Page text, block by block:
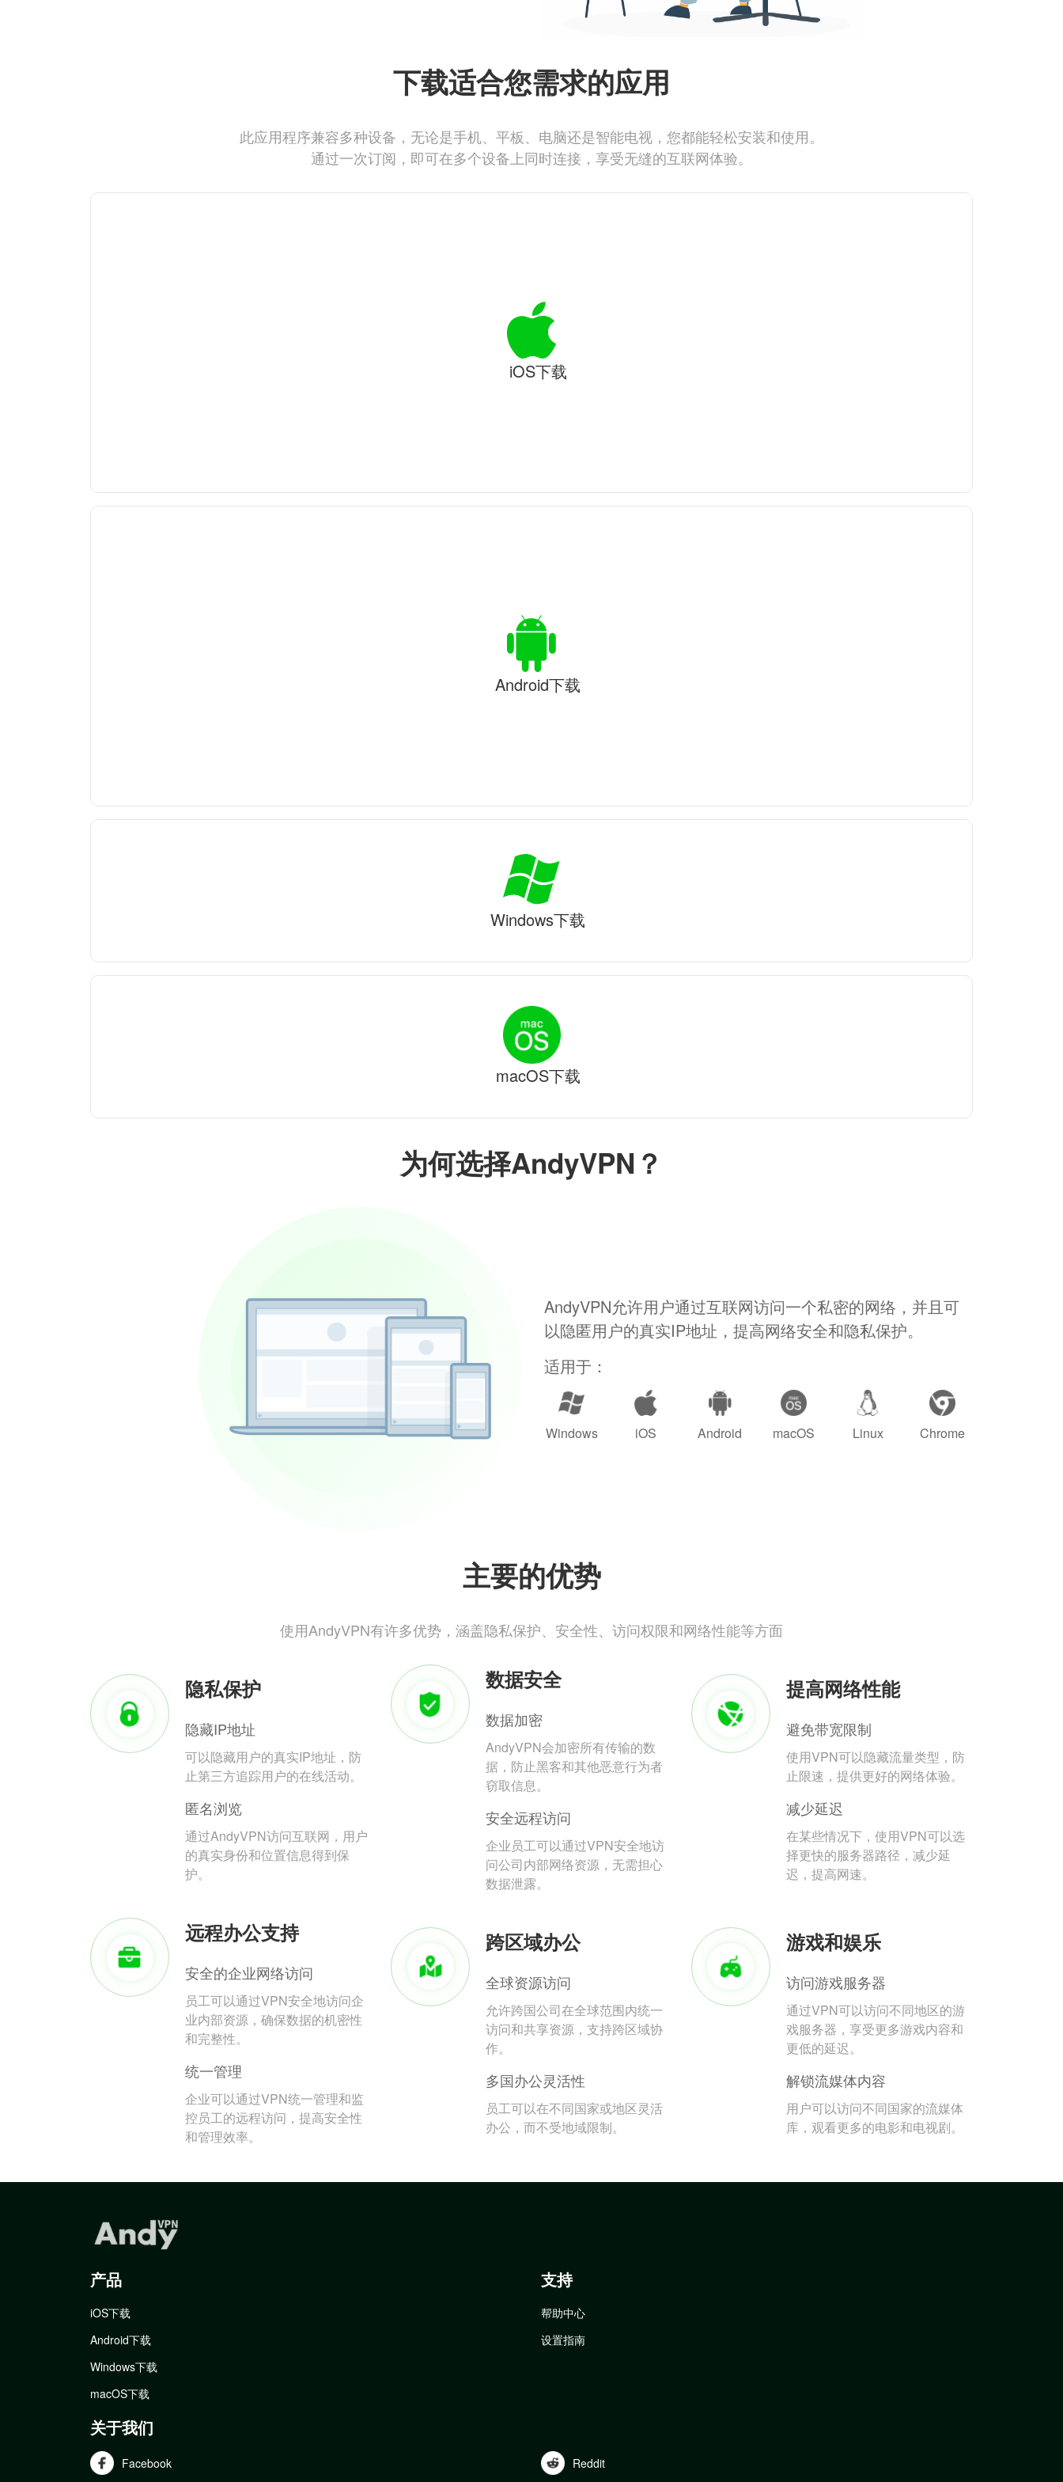
为何选择AndyVPN？
AndyVPN允许用户通过互联网访问一个私密的网络，并且可
以隐匿用户的真实IP地址，提高网络安全和隐私保护。
适用于：
Windows iOS Android macOS Linux Chrome
主要的优势
使用AndyVPN有许多优势，涵盖隐私保护、安全性、访问权限和网络性能等方面
隐私保护
隐藏IP地址
可以隐藏用户的真实IP地址，防
止第三方追踪用户的在线活动。
匿名浏览
通过AndyVPN访问互联网，用户
的真实身份和位置信息得到保
护。
数据安全
数据加密
AndyVPN会加密所有传输的数
据，防止黑客和其他恶意行为者
窃取信息。
安全远程访问
企业员工可以通过VPN安全地访
问公司内部网络资源，无需担心
数据泄露。
提高网络性能
避免带宽限制
使用VPN可以隐藏流量类型，防
止限速，提供更好的网络体验。
减少延迟
在某些情况下，使用VPN可以选
择更快的服务器路径，减少延
迟，提高网速。
远程办公支持
安全的企业网络访问
员工可以通过VPN安全地访问企
业内部资源，确保数据的机密性
和完整性。
统一管理
企业可以通过VPN统一管理和监
控员工的远程访问，提高安全性
和管理效率。
跨区域办公
全球资源访问
允许跨国公司在全球范围内统一
访问和共享资源，支持跨区域协
作。
多国办公灵活性
员工可以在不同国家或地区灵活
办公，而不受地域限制。
游戏和娱乐
访问游戏服务器
通过VPN可以访问不同地区的游
戏服务器，享受更多游戏内容和
更低的延迟。
解锁流媒体内容
用户可以访问不同国家的流媒体
库，观看更多的电影和电视剧。
下载适合您需求的应用
此应用程序兼容多种设备，无论是手机、平板、电脑还是智能电视，您都能轻松安装和使用。
通过一次订阅，即可在多个设备上同时连接，享受无缝的互联网体验。
iOS下载
Android下载
Windows下载
macOS下载
产品
iOS下载
Android下载
Windows下载
macOS下载
支持
帮助中心
设置指南
关于我们
Facebook Reddit